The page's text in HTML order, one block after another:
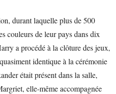
durant laquelle plus de 500
couleurs de leur pays dans dix
a procédé à la clôture des jeux,
identique à la cérémonie
était présent dans la salle,
elle-même accompagnée